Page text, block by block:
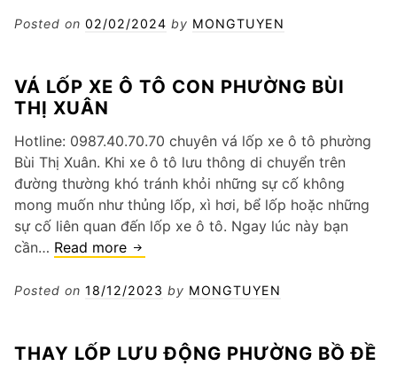
Posted on 02/02/2024 by MONGTUYEN
VÁ LỐP XE Ô TÔ CON PHƯỜNG BÙI
THỊ XUÂN
Hotline: 0987.40.70.70 chuyên vá lốp xe ô tô phường
Bùi Thị Xuân. Khi xe ô tô lưu thông di chuyển trên
đường thường khó tránh khỏi những sự cố không
mong muốn như thủng lốp, xì hơi, bể lốp hoặc những
sự cố liên quan đến lốp xe ô tô. Ngay lúc này bạn
cần… Read more Vá
xe
con
Posted on 18/12/2023 by MONGTUYEN
THAY LỐP LƯU ĐỘNG PHƯỜNG BỒ ĐỀ